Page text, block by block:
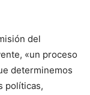
del
«un proceso
determinemos
políticas,